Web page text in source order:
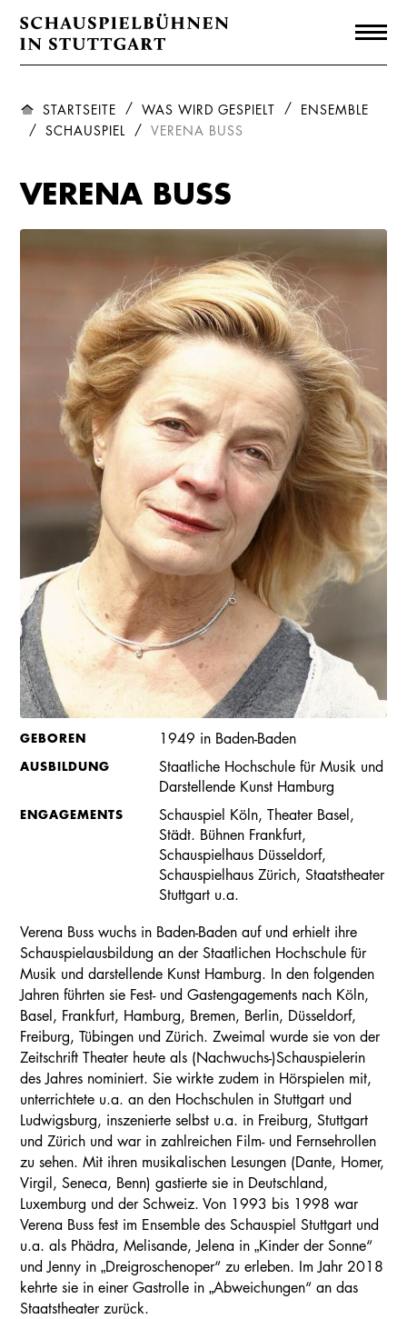
STARTSEITE WAS WIRD GESPIELT
ENSEMBLE
SCHAUSPIEL
VERENA BUSS
VERENA BUSS
GEBOREN 1949 in Baden-Baden
AUSBILDUNG
Staatliche Hochschule für Musik und
Darstellende Kunst Hamburg
ENGAGEMENTS
Schauspiel Köln, Theater Basel,
Städt. Bühnen Frankfurt,
Schauspielhaus Düsseldorf,
Schauspielhaus Zürich, Staatstheater
Stuttgart u.a.
Verena Buss wuchs in Baden-Baden auf und erhielt ihre
Schauspielausbildung an der Staatlichen Hochschule für
Musik und darstellende Kunst Hamburg. In den folgenden
Jahren führten sie Fest- und Gastengagements nach Köln,
Basel, Frankfurt, Hamburg, Bremen, Berlin, Düsseldorf,
Freiburg, Tübingen und Zürich. Zweimal wurde sie von der
Zeitschrift Theater heute als (Nachwuchs-)Schauspielerin
des Jahres nominiert. Sie wirkte zudem in Hörspielen mit,
unterrichtete u.a. an den Hochschulen in Stuttgart und
Ludwigsburg, inszenierte selbst u.a. in Freiburg, Stuttgart
und Zürich und war in zahlreichen Film- und Fernsehrollen
zu sehen. Mit ihren musikalischen Lesungen (Dante, Homer,
Virgil, Seneca, Benn) gastierte sie in Deutschland,
Luxemburg und der Schweiz. Von 1993 bis 1998 war
Verena Buss fest im Ensemble des Schauspiel Stuttgart und
u.a. als Phädra, Melisande, Jelena in „Kinder der Sonne“
und Jenny in „Dreigroschenoper“ zu erleben. Im Jahr 2018
kehrte sie in einer Gastrolle in „Abweichungen“ an das
Staatstheater zurück.